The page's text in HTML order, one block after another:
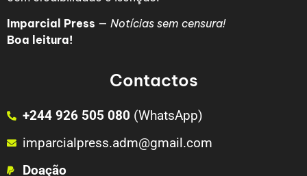
Imparcial Press — Notícias sem censura!
Boa leitura!
Contactos
+244 926 505 080 (WhatsApp)
imparcialpress.adm@gmail.com
Doação